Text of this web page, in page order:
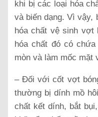
khi bị các loại hóa
và biến dạng. Vì vậy,
hóa chất vệ sinh vợt
hóa chất đó có
mòn và làm mốc mặt
– Đối với cốt vợt
thường bị dính mồ
chất kết dính, bắt